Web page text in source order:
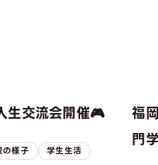
交流会開催🎮
の様子 学生生活
福
門